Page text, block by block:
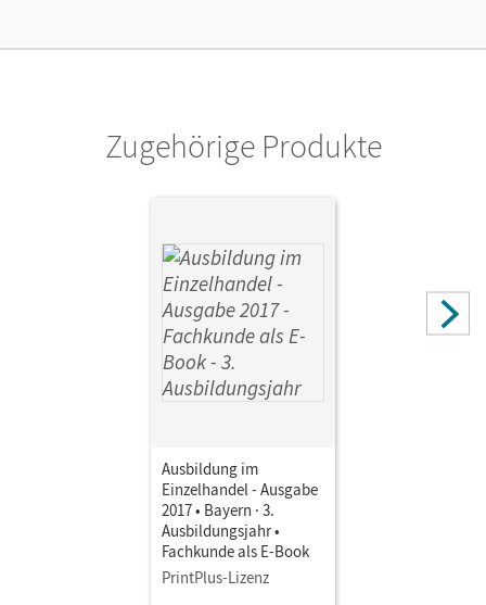
Zugehörige Produkte
Ausbildung im
Einzelhandel - Ausgabe
2017 • Bayern · 3.
Ausbildungsjahr •
Fachkunde als E-Book
PrintPlus-Lizenz